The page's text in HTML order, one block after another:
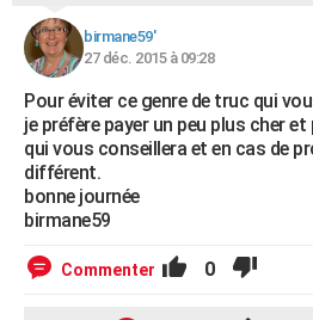
birmane59'
27 déc. 2015 à 09:28
Pour éviter ce genre de truc qui
je préfère payer un peu plus cher
qui vous conseillera et en cas de
différent.
bonne journée
birmane59
Commenter 0